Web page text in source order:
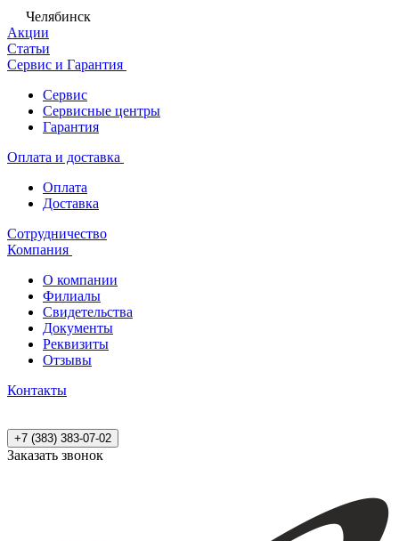
Челябинск
Акции
Статьи
Сервис и Гарантия
Сервис
Сервисные центры
Гарантия
Оплата и доставка
Оплата
Доставка
Сотрудничество
Компания
О компании
Филиалы
Свидетельства
Документы
Реквизиты
Отзывы
Контакты
+7 (383) 383-07-02
Заказать звонок